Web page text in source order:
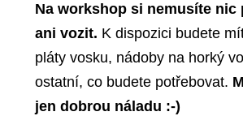
Na workshop si nemusíte nic
ani vozit. K dispozici budete
pláty vosku, nádoby na horký
ostatní, co budete potřebovat.
jen dobrou náladu :-)